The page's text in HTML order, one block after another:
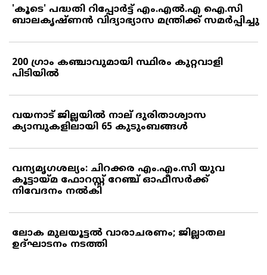
'കൂടെ' പദ്ധതി റിപ്പോര്‍ട്ട് എം.എല്‍.എ ഐ.സി
ബാലകൃഷ്ണന്‍ വിദ്യാഭ്യാസ മന്ത്രിക്ക് സമര്‍പ്പിച്ചു
200 ഗ്രാം കഞ്ചാവുമായി സ്ഥിരം കുറ്റവാളി
പിടിയില്‍
വയനാട് ജില്ലയില്‍ നാല് ദുരിതാശ്വാസ
ക്യാമ്പുകളിലായി 65 കുടുംബങ്ങള്‍
വന്യമൃഗശല്യം: ചിറക്കര എം.എം.സി യുവ
കൂട്ടായ്മ ഫോറസ്റ്റ് റേഞ്ച് ഓഫീസര്‍ക്ക്
നിവേദനം നല്‍കി
ലോക മുലയൂട്ടല്‍ വാരാചരണം; ജില്ലാതല
ഉദ്ഘാടനം നടത്തി